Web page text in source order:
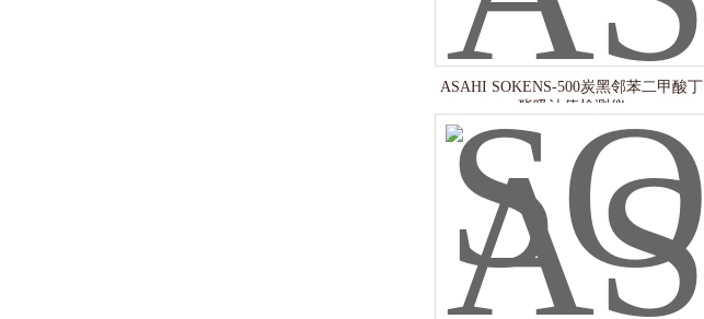
ASAHI SOKENS-500炭黑邻苯二甲酸丁
酯吸油值检测仪